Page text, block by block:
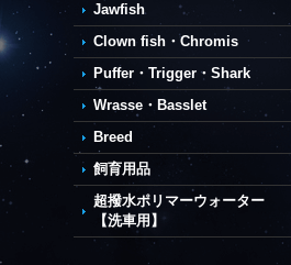
Jawfish
Clown fish・Chromis
Puffer・Trigger・Shark
Wrasse・Basslet
Breed
飼育用品
超撥水ポリマーウォーター
【洗車用】